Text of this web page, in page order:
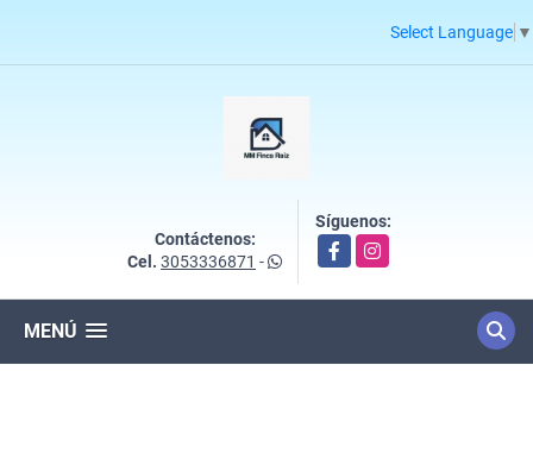
Select Language ▼
Contáctenos:
Cel. 3053336871 -
Síguenos:
FacebookInstagram
MENÚ